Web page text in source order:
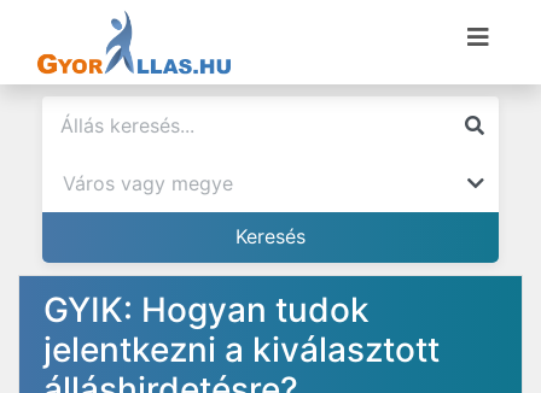
GYIK: Hogyan tudok
jelentkezni a kiválasztott